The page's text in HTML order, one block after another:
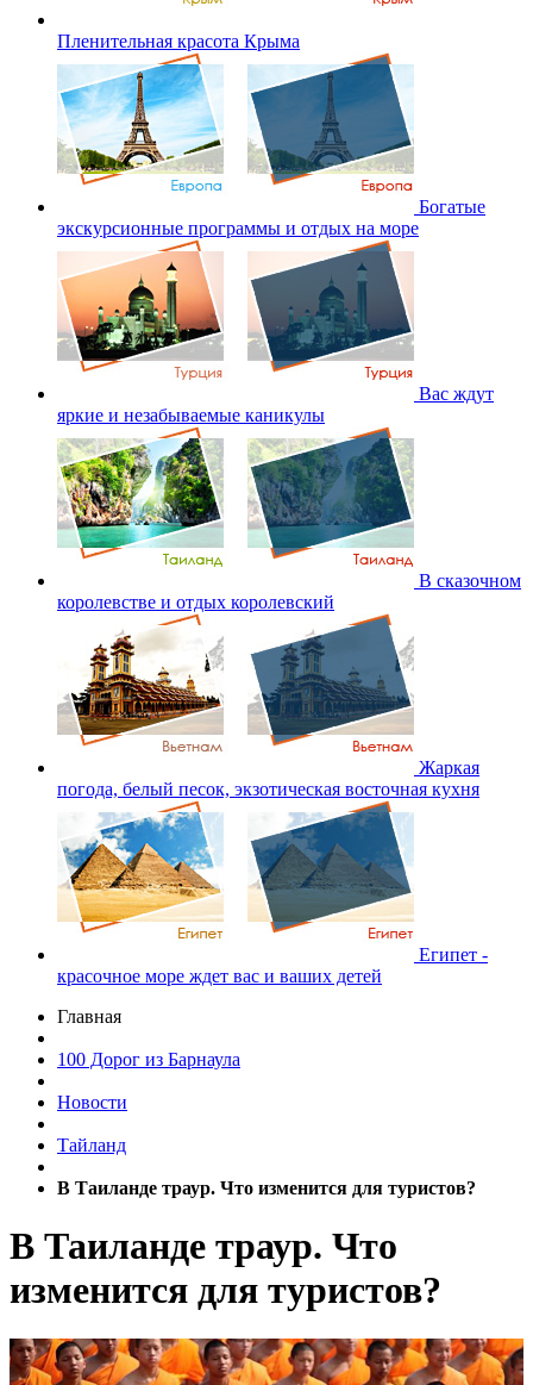
Пленительная красота Крыма
Богатые
экскурсионные программы и отдых на море
Вас ждут
яркие и незабываемые каникулы
В сказочном
королевстве и отдых королевский
Жаркая
погода, белый песок, экзотическая восточная кухня
Египет -
красочное море ждет вас и ваших детей
Главная
100 Дорог из Барнаула
Новости
Тайланд
В Таиланде траур. Что изменится для туристов?
В Таиланде траур. Что
изменится для туристов?